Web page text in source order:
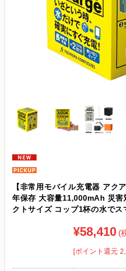
【非常用モバイル充電器 アク
年保存 大容量11,000mAh 災
クトサイズ コップ1杯の水でス
¥58,410 (
[ポイント還元